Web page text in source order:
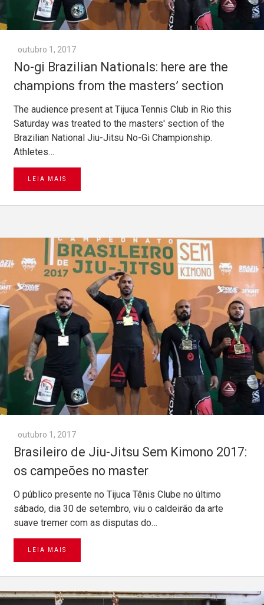
outubro 1, 2017
No-gi Brazilian Nationals: here are the
champions from the masters’ section
The audience present at Tijuca Tennis Club in Rio this
Saturday was treated to the masters' section of the
Brazilian National Jiu-Jitsu No-Gi Championship.
Athletes…
LEIA MAIS
outubro 1, 2017
Brasileiro de Jiu-Jitsu Sem Kimono 2017:
os campeões no master
O público presente no Tijuca Tênis Clube no último
sábado, dia 30 de setembro, viu o caldeirão da arte
suave tremer com as disputas do…
LEIA MAIS